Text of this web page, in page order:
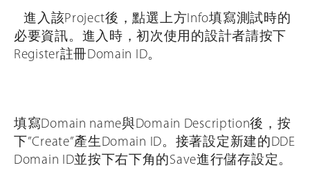
進入該Project後，點選上方Info填寫測試時的
必要資訊。進入時，初次使用的設計者請按下
Register註冊Domain ID。
填寫Domain name與Domain Description後，按
下”Create”產生Domain ID。接著設定新建的DDE
Domain ID並按下右下角的Save進行儲存設定。